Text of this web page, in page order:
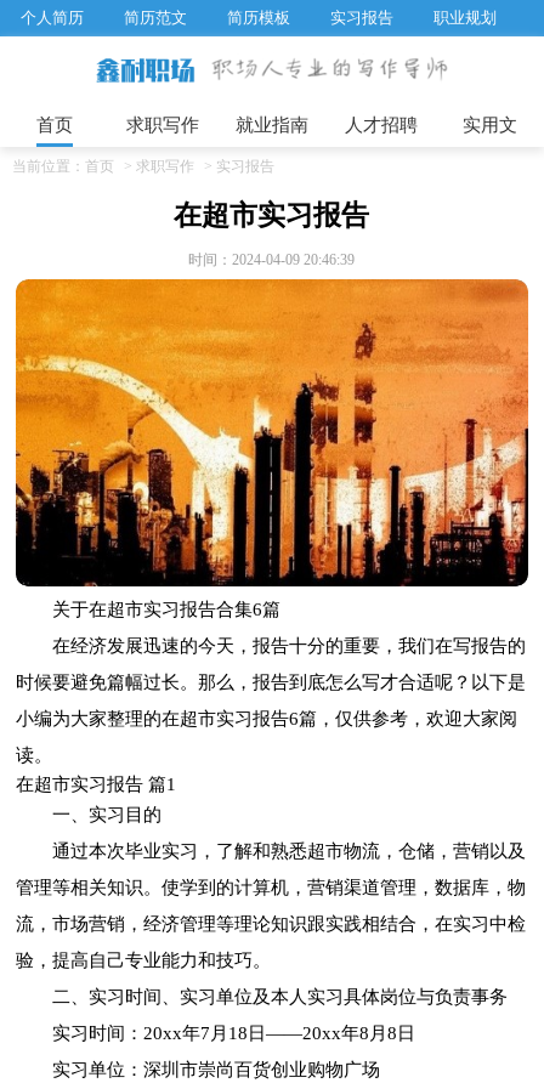
个人简历 简历范文 简历模板 实习报告
职业规划
招聘选拔 企业文化
工作计划
首页 求职写作 就业指南 人才招聘 实用文
当前位置： 首页 > 求职写作 > 实习报告
在超市实习报告
时间：2024-04-09 20:46:39
关于在超市实习报告合集6篇
在经济发展迅速的今天，报告十分的重要，我们在写报告的
时候要避免篇幅过长。那么，报告到底怎么写才合适呢？以下是
小编为大家整理的在超市实习报告6篇，仅供参考，欢迎大家阅
读。
在超市实习报告 篇1
一、实习目的
通过本次毕业实习，了解和熟悉超市物流，仓储，营销以及
管理等相关知识。使学到的计算机，营销渠道管理，数据库，物
流，市场营销，经济管理等理论知识跟实践相结合，在实习中检
验，提高自己专业能力和技巧。
二、实习时间、实习单位及本人实习具体岗位与负责事务
实习时间：20xx年7月18日——20xx年8月8日
实习单位：深圳市崇尚百货创业购物广场